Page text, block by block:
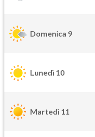
Domenica 9
Lunedì 10
Martedì 11